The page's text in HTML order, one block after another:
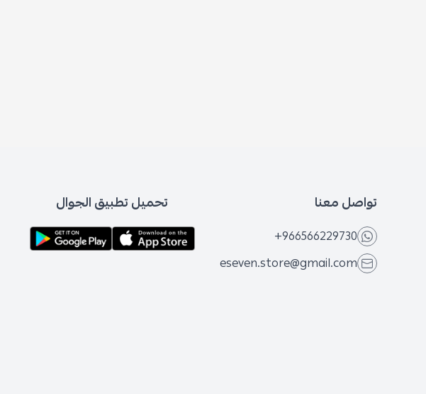
تواصل معنا
+966566229730
eseven.store@gmail.com
تحميل تطبيق الجوال